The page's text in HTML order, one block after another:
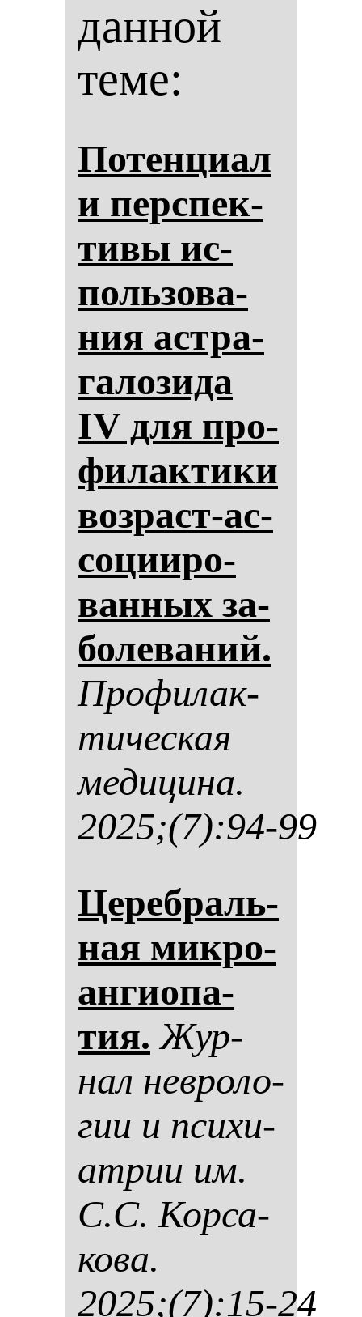
данной
теме:
По­тен­ци­ал
и пер­спек­
ти­вы ис­
поль­зо­ва­
ния ас­тра­
га­ло­зи­да
IV для про­
фи­лак­ти­ки
воз­раст-ас­
со­ци­иро­
ван­ных за­
бо­ле­ва­ний.
Про­фи­лак­
ти­чес­кая
ме­ди­ци­на.
2025;(7):94-99
Це­реб­раль­
ная мик­ро­
ан­ги­опа­
тия. Жур­
нал нев­ро­ло­
гии и пси­хи­
ат­рии им.
С.С. Кор­са­
ко­ва.
2025;(7):15-24